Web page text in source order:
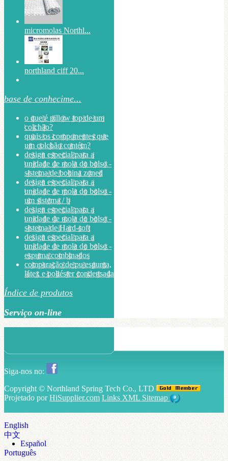
micromolas Northl...
northland ciff 20...
base de conhecime...
o que é pillow top de um
colchão?
quais os componentes que
um colchão contém?
design especial para a
unidade de mola do bolso -
sistema de bobina zoned
design especial para a
unidade de mola do bolso -
um sistema / b
design especial para a
unidade de mola do bolso -
sistema de Hard-soft
design especial para a
unidade de mola do bolso -
espuma combinados
comparação de pu espuma,
látex e poliéster condensada
Índice de produtos
Serviço on-line
Siga-nos no:
Copyright © Northland Spring Tech Co., LTD
Projetado porHiSupplier.com Links XML Sitemap
English
中文
Español
Português